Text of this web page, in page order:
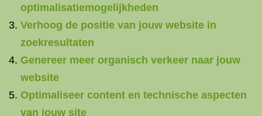
optimalisatiemogelijkheden
Verhoog de positie van jouw website in
zoekresultaten
Genereer meer organisch verkeer naar jouw
website
Optimaliseer content en technische aspecten
van jouw site